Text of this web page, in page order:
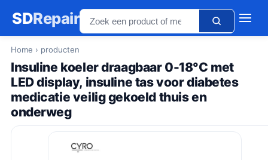
SDRepair
Home › producten
Insuline koeler draagbaar 0-18°C met
LED display, insuline tas voor diabetes
medicatie veilig gekoeld thuis en
onderweg